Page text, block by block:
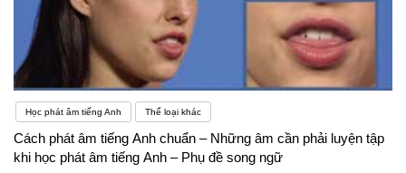
Học phát âm tiếng Anh Thể loại khác
Cách phát âm tiếng Anh chuẩn – Những âm cần phải luyện tập
khi học phát âm tiếng Anh – Phụ đề song ngữ